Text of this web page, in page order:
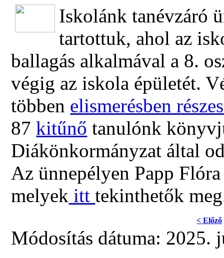
Iskolánk tanévzáró
tartottuk, ahol az
ballagás alkalmával a 8.
végig az iskola épületét.
többen elismerésben
87kitűnő tanulónk
Diákönkormányzat által
Az ünnepélyen Papp
melyek itttekinthetők
< Előző
Módosítás dátuma: